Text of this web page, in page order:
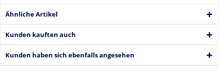
Ähnliche Artikel
Kunden kauften auch
Kunden haben sich ebenfalls angesehen